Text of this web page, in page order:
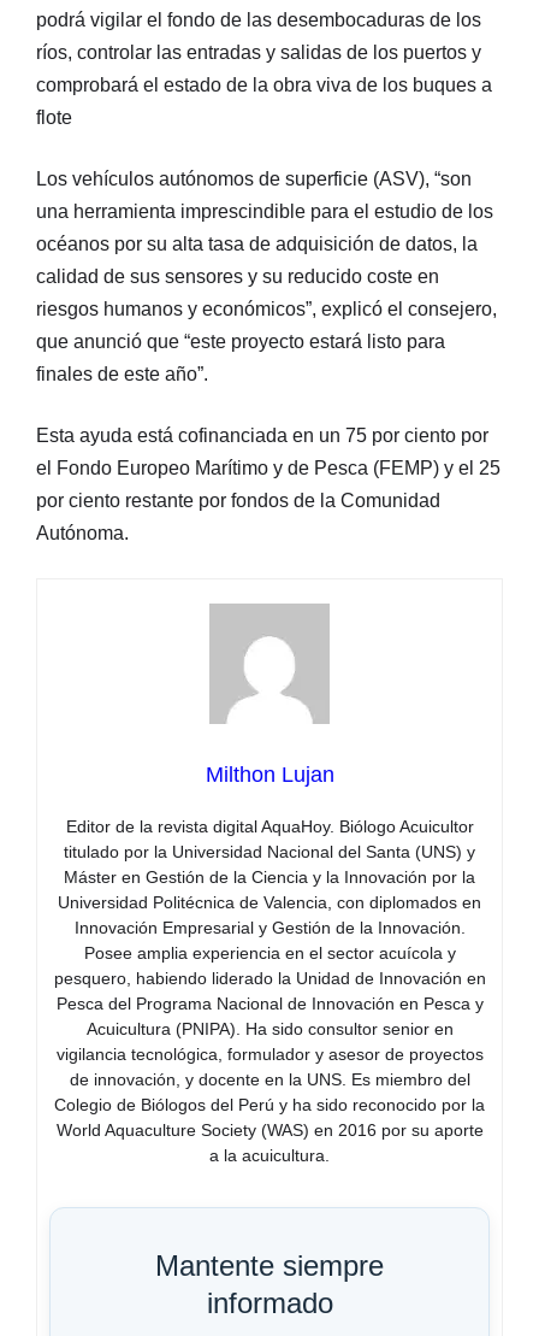
podrá vigilar el fondo de las desembocaduras de los
ríos, controlar las entradas y salidas de los puertos y
comprobará el estado de la obra viva de los buques a
flote
Los vehículos autónomos de superficie (ASV), “son
una herramienta imprescindible para el estudio de los
océanos por su alta tasa de adquisición de datos, la
calidad de sus sensores y su reducido coste en
riesgos humanos y económicos”, explicó el consejero,
que anunció que “este proyecto estará listo para
finales de este año”.
Esta ayuda está cofinanciada en un 75 por ciento por
el Fondo Europeo Marítimo y de Pesca (FEMP) y el 25
por ciento restante por fondos de la Comunidad
Autónoma.
Milthon Lujan
Editor de la revista digital AquaHoy. Biólogo Acuicultor
titulado por la Universidad Nacional del Santa (UNS) y
Máster en Gestión de la Ciencia y la Innovación por la
Universidad Politécnica de Valencia, con diplomados en
Innovación Empresarial y Gestión de la Innovación.
Posee amplia experiencia en el sector acuícola y
pesquero, habiendo liderado la Unidad de Innovación en
Pesca del Programa Nacional de Innovación en Pesca y
Acuicultura (PNIPA). Ha sido consultor senior en
vigilancia tecnológica, formulador y asesor de proyectos
de innovación, y docente en la UNS. Es miembro del
Colegio de Biólogos del Perú y ha sido reconocido por la
World Aquaculture Society (WAS) en 2016 por su aporte
a la acuicultura.
Mantente siempre
informado